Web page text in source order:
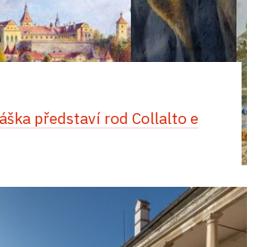
představí rod Collalto e